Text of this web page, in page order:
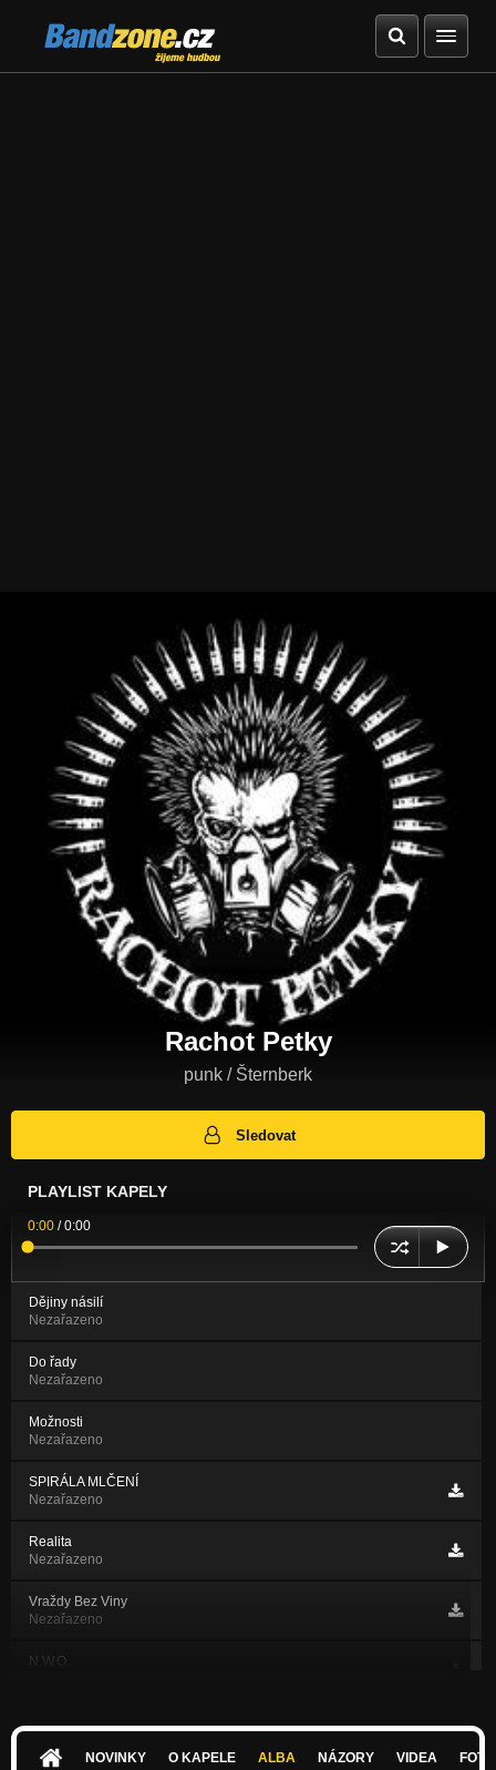
Bandzone.cz
žijeme hudbou
Rachot Petky
punk / Šternberk
Sledovat
PLAYLIST KAPELY
0:00 /0:00
Dějiny násilí
Nezařazeno
Do řady
Nezařazeno
Možnosti
Nezařazeno
SPIRÁLA MLČENÍ
Nezařazeno
Realita
Nezařazeno
Vraždy Bez Viny
Nezařazeno
N.W.O.
NOVINKY O KAPELE ALBA NÁZORY VIDEA